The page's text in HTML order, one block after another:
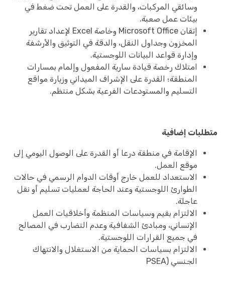
وسائقي المركبات، والقدرة على العمل تحت ضغط في
بيئات عمل صعبة.
إتقان Microsoft Office وخاصة Excel لإعداد تقارير
المخزون وجداول النقل، والدقة في التوثيق والأرشفة
وإدارة قواعد البيانات اللوجستية.
امتلاك رخصة قيادة سارية المفعول وإلمام بمسارات
المنطقة؛ القدرة على الإشراف الميداني وزيارة مواقع
التسليم والمستودعات الفرعية بشكل منتظم.
متطلبات إضافية
الإقامة في منطقة درعا أو القدرة على الوصول اليومي إلى
موقع العمل.
الاستعداد للعمل خارج أوقات الدوام الرسمي في حالات
الطوارئ اللوجستية وعند الحاجة لعمليات تسليم أو نقل
عاجلة.
الالتزام بقيم وسياسات المنظمة وأخلاقيات العمل
الإنساني، ومبادئ الشفافية وعدم التضارب في المصالح
في جميع القرارات اللوجستية.
الالتزام بسياسات الحماية من الاستغلال والانتهاك
الجنسي (PSEA